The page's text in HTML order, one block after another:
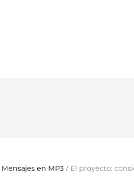
Mensajes en MP3 / El proyecto: